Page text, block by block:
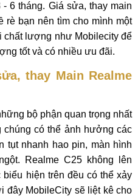
6 tháng. Giá sửa, thay main
rè bạn nên tìm cho mình một
chất lượng như Mobilecity để
tốt và có nhiều ưu đãi.
thay Main Realme
bộ phận quan trọng nhất
có thể ảnh hưởng các
tụt nhanh hao pin, màn hình
Realme C25 không lên
biểu hiện trên đều có thể xảy
đây MobileCity sẽ liệt kê cho